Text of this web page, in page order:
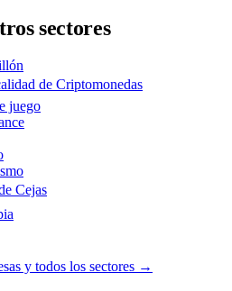
sectores
de Criptomonedas
juego
Cejas
y todos los sectores →